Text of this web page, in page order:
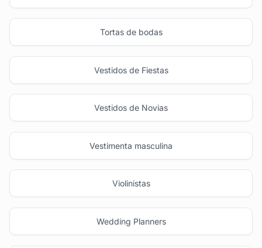
Tortas de bodas
Vestidos de Fiestas
Vestidos de Novias
Vestimenta masculina
Violinistas
Wedding Planners